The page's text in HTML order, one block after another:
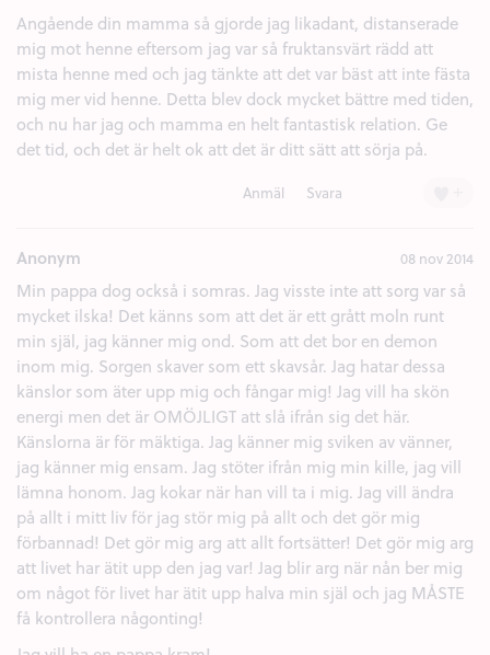
Angående din mamma så gjorde jag likadant, distanserade
mig mot henne eftersom jag var så fruktansvärt rädd att
mista henne med och jag tänkte att det var bäst att inte fästa
mig mer vid henne. Detta blev dock mycket bättre med tiden,
och nu har jag och mamma en helt fantastisk relation. Ge
det tid, och det är helt ok att det är ditt sätt att sörja på.
Anmäl Svara
Anonym 08 nov 2014
Min pappa dog också i somras. Jag visste inte att sorg var så
mycket ilska! Det känns som att det är ett grått moln runt
min själ, jag känner mig ond. Som att det bor en demon
inom mig. Sorgen skaver som ett skavsår. Jag hatar dessa
känslor som äter upp mig och fångar mig! Jag vill ha skön
energi men det är OMÖJLIGT att slå ifrån sig det här.
Känslorna är för mäktiga. Jag känner mig sviken av vänner,
jag känner mig ensam. Jag stöter ifrån mig min kille, jag vill
lämna honom. Jag kokar när han vill ta i mig. Jag vill ändra
på allt i mitt liv för jag stör mig på allt och det gör mig
förbannad! Det gör mig arg att allt fortsätter! Det gör mig arg
att livet har ätit upp den jag var! Jag blir arg när nån ber mig
om något för livet har ätit upp halva min själ och jag MÅSTE
få kontrollera någonting!